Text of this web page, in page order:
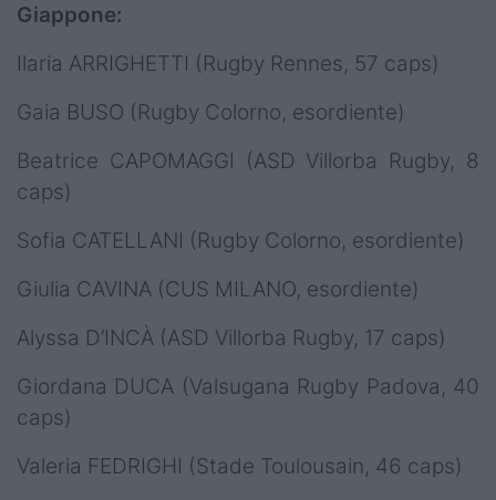
Giappone:
Ilaria ARRIGHETTI (Rugby Rennes, 57 caps)
Gaia BUSO (Rugby Colorno, esordiente)
Beatrice CAPOMAGGI (ASD Villorba Rugby, 8
caps)
Sofia CATELLANI (Rugby Colorno, esordiente)
Giulia CAVINA (CUS MILANO, esordiente)
Alyssa D’INCÀ (ASD Villorba Rugby, 17 caps)
Giordana DUCA (Valsugana Rugby Padova, 40
caps)
Valeria FEDRIGHI (Stade Toulousain, 46 caps)